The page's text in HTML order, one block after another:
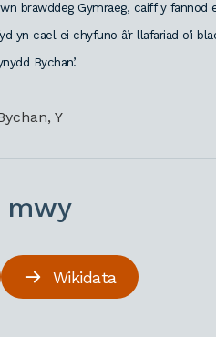
brawddeg Gymraeg, caiff y fannod
yn cael ei chyfuno â’r llafariad o’i
Bychan’.
mwy
Wikidata